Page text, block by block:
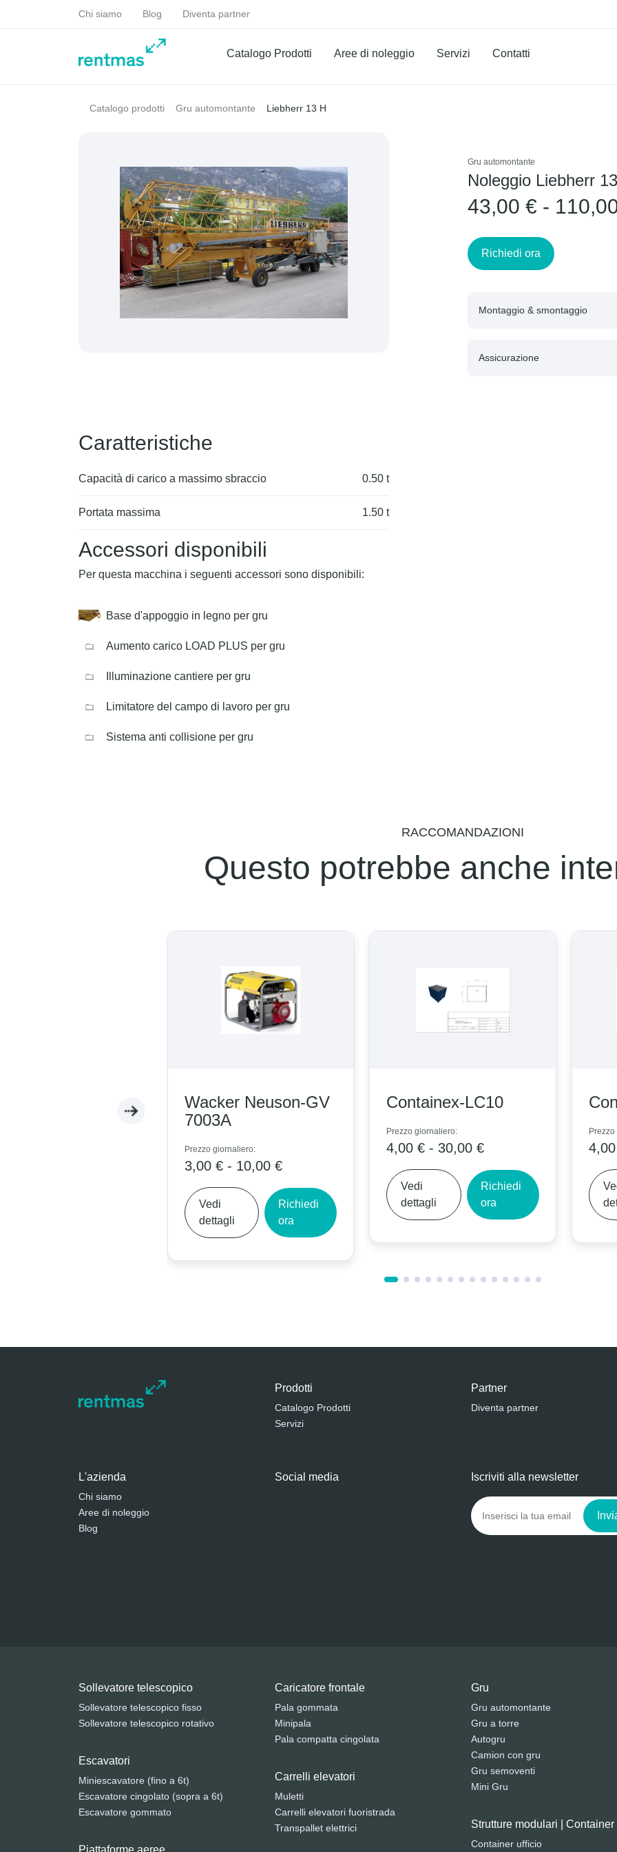
Chi siamo Blog Diventa partner
Catalogo Prodotti Aree di noleggio Servizi Contatti
Catalogo prodotti Gru automontante Liebherr 13 H
Gru automontante
Noleggio Liebherr
43,00 € -
Richiedi ora
Montaggio & smontaggio
Assicurazione
Caratteristiche
Capacità di carico a massimo sbraccio 0.50 t
Portata massima 1.50 t
Accessori disponibili
Per questa macchina i seguenti accessori sono disponibili:
Base d'appoggio in legno per gru
Aumento carico LOAD PLUS per gru
Illuminazione cantiere per gru
Limitatore del campo di lavoro per gru
Sistema anti collisione per gru
RACCOMANDAZIONI
Questo potrebbe anche
Wacker Neuson-GV
7003A
Prezzo giornaliero:
3,00 € - 10,00 €
Vedi
dettagli
Richiedi
ora
Containex-LC10
Prezzo giornaliero:
4,00 € - 30,00 €
Vedi
dettagli
Richiedi
ora
Prodotti
Catalogo Prodotti
Servizi
Partner
Diventa partner
L'azienda
Chi siamo
Aree di noleggio
Blog
Social media Iscriviti alla newsletter
Sollevatore telescopico
Sollevatore telescopico fisso
Sollevatore telescopico rotativo
Escavatori
Miniescavatore (fino a 6t)
Escavatore cingolato (sopra a 6t)
Escavatore gommato
Caricatore frontale
Pala gommata
Minipala
Pala compatta cingolata
Carrelli elevatori
Muletti
Carrelli elevatori fuoristrada
Transpallet elettrici
Gru
Gru automontante
Gru a torre
Autogru
Camion con gru
Gru semoventi
Mini Gru
Strutture modulari | Container
Container ufficio